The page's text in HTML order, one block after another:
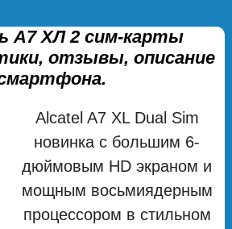
А7 ХЛ 2 сим-карты
отзывы, описание
Alcatel A7 XL Dual Sim
новинка с большим 6-
дюймовым HD экраном и
мощным восьмиядерным
процессором в стильном